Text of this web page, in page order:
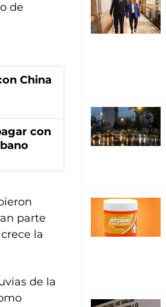
de
China
con
parte
la
de la